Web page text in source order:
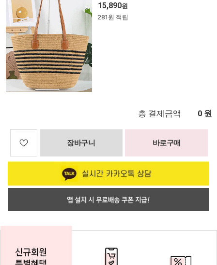
15,890원
281원 적립
총 결제금액 0 원
장바구니 바로구매